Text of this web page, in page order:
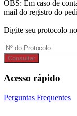
OBS: Em caso de
mail do registro do
Digite seu protocolo
Consultar
Acesso rápido
Perguntas Frequentes